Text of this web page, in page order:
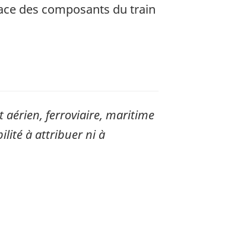
des composants du train
aérien, ferroviaire, maritime
à attribuer ni à